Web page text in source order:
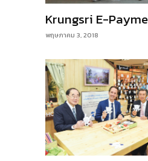
Krungsri E-
พฤษภาคม 3, 2018